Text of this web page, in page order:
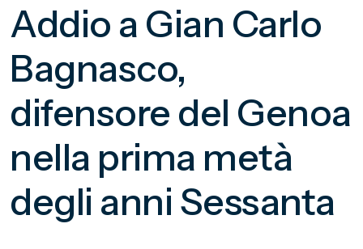
Addio a Gian Carlo
Bagnasco,
difensore del Genoa
nella prima metà
degli anni Sessanta